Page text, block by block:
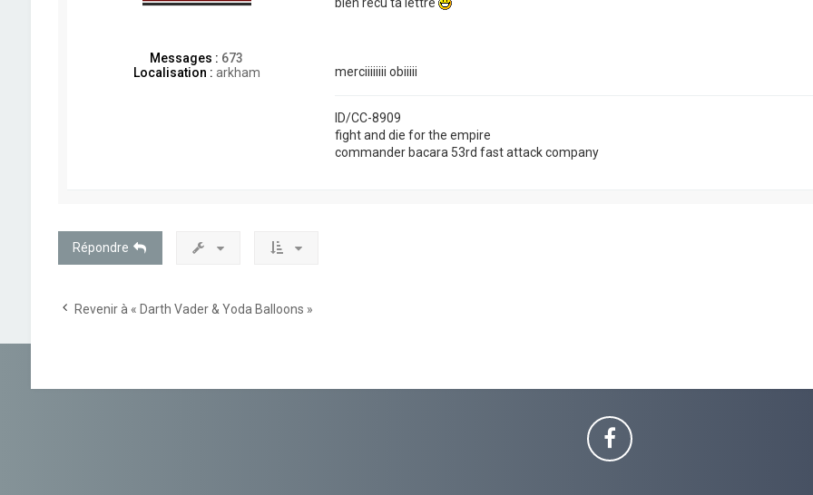
Messages : 673
Localisation : arkham merciiiiiiii obiiiii
ID/CC-8909
fight and die for the empire
commander bacara 53rd fast attack company
Répondre
Revenir à « Darth Vader & Yoda Balloons »